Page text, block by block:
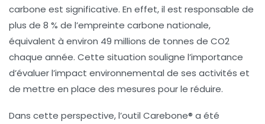
carbone est significative. En effet, il est responsable de
plus de 8 % de l’empreinte carbone nationale,
équivalent à environ 49 millions de tonnes de CO2
chaque année. Cette situation souligne l’importance
d’évaluer l’impact environnemental de ses activités et
de mettre en place des mesures pour le réduire.
Dans cette perspective, l’outil Carebone® a été